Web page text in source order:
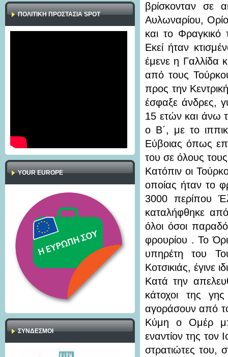
ΠΟΛΙΤΙΚΉ ΠΡΟΣΤΑΣΊΑ SPOT
YOUR EUROPE
ΣΎΝΔΕΣΜΟΙ
βρίσκονταν σε
Αυλωναρίου,
και το
Εκεί ήταν
έμενε η Γαλλίδα
από τους
προς την
έσφαξε άνδρες,
15 ετών και άνω
ο Β΄, με το
Εύβοιας όπως
του σε όλους
Κατόπιν οι
οποίας ήταν το
3000 περίπου
καταλήφθηκε
όλοι όσοι
φρουρίου . Το
υπηρέτη του
Κοτσικιάς, έγινε
Κατά την
κάτοχοι της
αγοράσουν από
Κύμη ο Ομέρ
εναντίον της
στρατιώτες του,